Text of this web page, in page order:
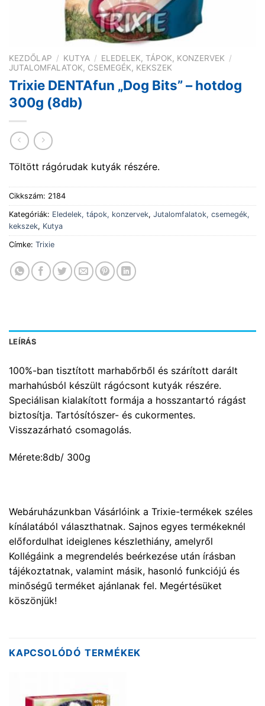
KEZDŐLAP / KUTYA / ELEDELEK, TÁPOK, KONZERVEK /
JUTALOMFALATOK, CSEMEGÉK, KEKSZEK
Trixie DENTAfun „Dog Bits” – hotdog
300g (8db)
Töltött rágórudak kutyák részére.
Cikkszám: 2184
Kategóriák: Eledelek, tápok, konzervek, Jutalomfalatok, csemegék,
kekszek, Kutya
Címke: Trixie
LEÍRÁS
100%-ban tisztított marhabőrből és szárított darált
marhahúsból készült rágócsont kutyák részére.
Speciálisan kialakított formája a hosszantartó rágást
biztosítja. Tartósítószer- és cukormentes.
Visszazárható csomagolás.
Mérete:8db/ 300g
Webáruházunkban Vásárlóink a Trixie-termékek széles
kínálatából választhatnak. Sajnos egyes termékeknél
előfordulhat ideiglenes készlethiány, amelyről
Kollégáink a megrendelés beérkezése után írásban
tájékoztatnak, valamint másik, hasonló funkciójú és
minőségű terméket ajánlanak fel. Megértésüket
köszönjük!
KAPCSOLÓDÓ TERMÉKEK